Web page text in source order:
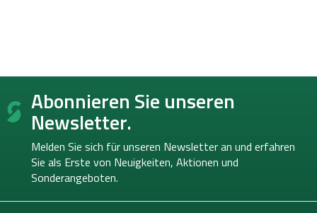
F
ß Abonnieren Sie unseren
Newsletter.
Melden Sie sich für unseren Newsletter an und erfahren
Sie als Erste von Neuigkeiten, Aktionen und
Sonderangeboten.